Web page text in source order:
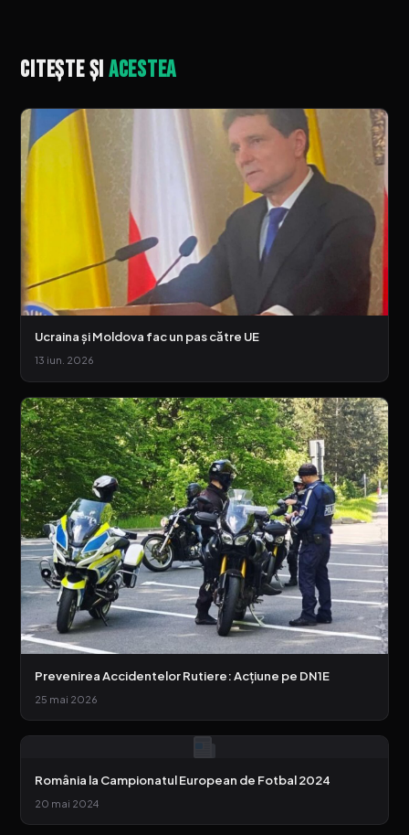
Citește șiacestea
Ucraina și Moldova fac un pas către UE
13 iun. 2026
Prevenirea Accidentelor Rutiere: Acțiune pe DN1E
25 mai 2026
România la Campionatul European de Fotbal 2024
20 mai 2024